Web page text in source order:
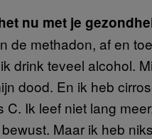
nu met je
de methadon, af en
drink teveel alcohol.
dood. En ik heb
C. Ik leef niet lang
Maar ik heb